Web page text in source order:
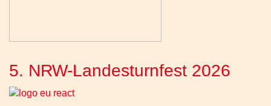
5. NRW-Landesturnfest 2026